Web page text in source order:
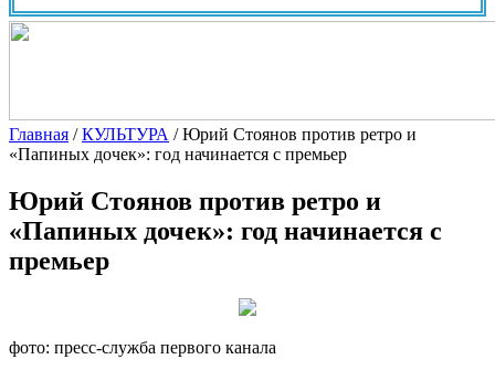
Главная /КУЛЬТУРА /Юрий Стоянов против ретро и
«Папиных дочек»: год начинается с премьер
Юрий Стоянов против ретро и
«Папиных дочек»: год начинается с
премьер
фото: пресс-служба первого канала